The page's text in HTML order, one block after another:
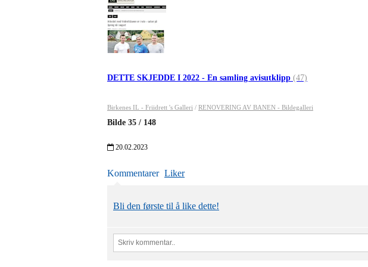
DETTE SKJEDDE I 2022 - En samling avisutklipp (47)
Birkenes IL - Friidrett 's Galleri / RENOVERING AV BANEN - Bildegalleri
Bilde 35 / 148
20.02.2023
Kommentarer Liker
Bli den første til å like dette!